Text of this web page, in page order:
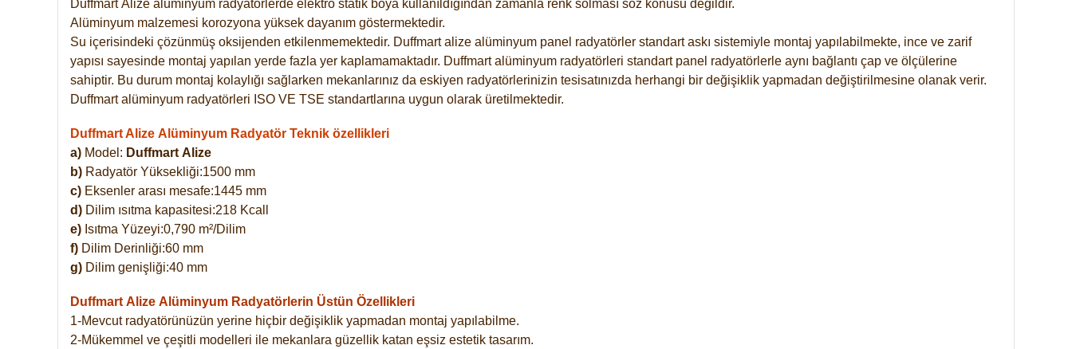
DuffmartAlize alüminyum radyatörlerde elektro statik boya kullanıldığından zamanla renk solması söz konusu değildir.
Alüminyum malzemesi korozyona yüksek dayanım göstermektedir.
Su içerisindeki çözünmüş oksijenden etkilenmemektedir. Duffmart alize alüminyum panel radyatörler standart askı sistemiyle montaj yapılabilmekte, ince ve zarif
yapısı sayesinde montaj yapılan yerde fazla yer kaplamamaktadır. Duffmart alüminyum radyatörleri standart panel radyatörlerle aynı bağlantı çap ve ölçülerine
sahiptir. Bu durum montaj kolaylığı sağlarken mekanlarınız da eskiyen radyatörlerinizin tesisatınızda herhangi bir değişiklik yapmadan değiştirilmesine olanak verir.
Duffmart alüminyum radyatörleri ISO VE TSE standartlarına uygun olarak üretilmektedir.
Duffmart Alize Alüminyum Radyatör Teknik özellikleri
a) Model: Duffmart Alize
b) Radyatör Yüksekliği:1500 mm
c) Eksenler arası mesafe:1445 mm
d) Dilim ısıtma kapasitesi:218 Kcall
e) Isıtma Yüzeyi:0,790 m²/Dilim
f) Dilim Derinliği:60 mm
g) Dilim genişliği:40 mm
Duffmart Alize Alüminyum Radyatörlerin Üstün Özellikleri
1-Mevcut radyatörünüzün yerine hiçbir değişiklik yapmadan montaj yapılabilme.
2-Mükemmel ve çeşitli modelleri ile mekanlara güzellik katan eşsiz estetik tasarım.